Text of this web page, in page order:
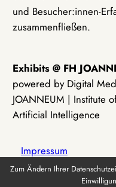
und Besucher:innen-
zusammenfließen.
Exhibits @ FH
powered by Digital
JOANNEUM | Institute
Artificial Intelligence
Impressum
Zum Ändern Ihrer